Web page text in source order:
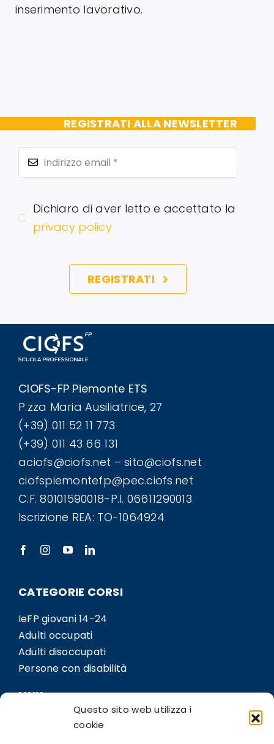
Questo sito web utilizza i
cookie
inserimento lavorativo.
REGISTRATI ALLA NEWSLETTER
Dichiaro di aver letto e accettato la
privacy policy
REGISTRATI
CIOFS-FP Piemonte ETS
P.zza Maria Ausiliatrice, 27
(+39) 011 52 11 773
(+39) 011 43 66 131
aciofs@ciofs.net – sito@ciofs.net
ciofspiemontefp@pec.ciofs.net
C.F. 80101590018-P.I. 06611290013
Iscrizione REA: TO-1064924
CATEGORIE CORSI
IeFP giovani 14-24
Adulti occupati
Adulti disoccupati
Persone con disabilità
LINK